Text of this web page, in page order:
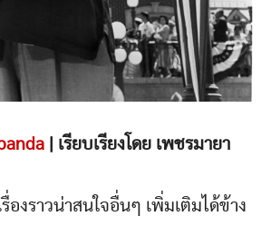
| เรียบเรียงโดย เพชรมายา
องราวน่าสนใจอื่นๆ เพิ่มเติมได้ข้าง